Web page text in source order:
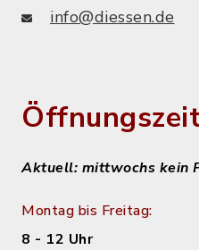
info@diessen.de
Aktuell: mittwochs kein
Montag bis Freitag:
8 - 12 Uhr